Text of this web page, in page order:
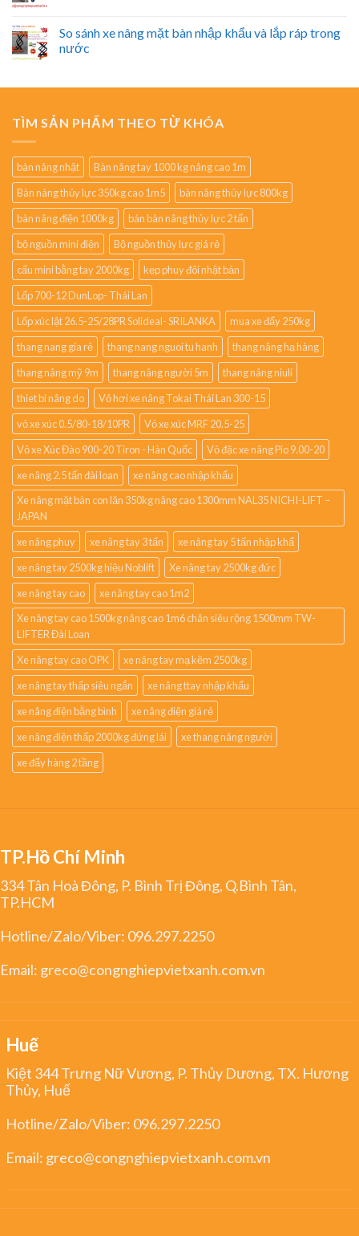
So sánh xe nâng mặt bàn nhập khẩu và lắp ráp trong
nước
TÌM SẢN PHẨM THEO TỪ KHÓA
bàn nâng nhật
Bàn nâng tay 1000 kg nâng cao 1m
Bàn nâng thủy lực 350kg cao 1m5
bàn nâng thủy lực 800kg
bàn nâng điện 1000kg
bán bàn nâng thủy lực 2 tấn
bộ nguồn mini điện
Bộ nguồn thủy lực giá rẻ
cẩu mini bằng tay 2000kg
kẹp phuy đôi nhật bản
Lốp 700-12 DunLop- Thái Lan
Lốp xúc lật 26.5-25/28PR Solideal- SRILANKA
mua xe đẩy 250kg
thang nang gia rẻ
thang nang nguoi tu hanh
thang nâng hạ hàng
thang nâng mỹ 9m
thang nâng người 5m
thang nâng niuli
thiet bi nâng do
Vỏ hơi xe nâng Tokai Thái Lan 300-15
vỏ xe xúc 0.5/80-18/10PR
Vỏ xe xúc MRF 20.5-25
Vỏ xe Xúc Đào 900-20 Tiron - Hàn Quốc
Vỏ đặc xe nâng Pio 9.00-20
xe nâng 2.5 tấn đài loan
xe nâng cao nhập khẩu
Xe nâng mặt bàn con lăn 350kg nâng cao 1300mm NAL35 NICHI-LIFT –
JAPAN
xe nâng phuy
xe nâng tay 3 tấn
xe nâng tay 5 tấn nhập khẩ
xe nâng tay 2500kg hiệu Noblift
Xe nâng tay 2500kg đức
xe nâng tay cao
xe nâng tay cao 1m2
Xe nâng tay cao 1500kg nâng cao 1m6 chân siêu rộng 1500mm TW-
LIFTER Đài Loan
Xe nâng tay cao OPK
xe nâng tay mạ kẽm 2500kg
xe nâng tay thấp siêu ngắn
xe nâng ttay nhập khẩu
xe nâng điện bằng bình
xe nâng điện giá rẻ
xe nâng điện thấp 2000kg đứng lái
xe thang nâng người
xe đẩy hàng 2 tầng
TP.Hồ Chí Minh
334 Tân Hoà Đông, P. Bình Trị Đông, Q.Bình Tân,
TP.HCM
Hotline/Zalo/Viber: 096.297.2250
Email: greco@congnghiepvietxanh.com.vn
Huế
Kiệt 344 Trưng Nữ Vương, P. Thủy Dương, TX. Hương
Thủy, Huế
Hotline/Zalo/Viber: 096.297.2250
Email: greco@congnghiepvietxanh.com.vn